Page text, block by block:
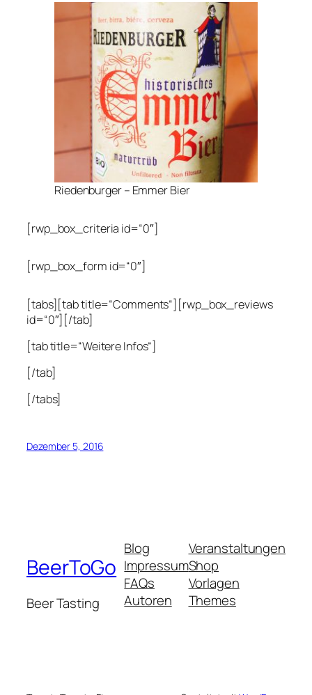
Riedenburger – Emmer Bier
[rwp_box_criteria id=“0″]
[rwp_box_form id=“0″]
[tabs][tab title=“Comments“][rwp_box_reviews
id=“0″][/tab]
[tab title=“Weitere Infos“]
[/tab]
[/tabs]
Dezember 5, 2016
BeerToGo
Beer Tasting
Blog
Impressum
FAQs
Autoren
Veranstaltungen
Shop
Vorlagen
Themes